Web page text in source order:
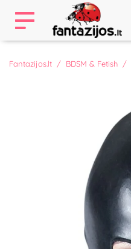
Fantazijos.lt BDSM & Fetish